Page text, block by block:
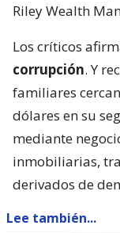
Riley Wealth
Los críticos
corrupción. Y
familiares
dólares en su
mediante
inmobiliarias,
derivados de
Lee también...